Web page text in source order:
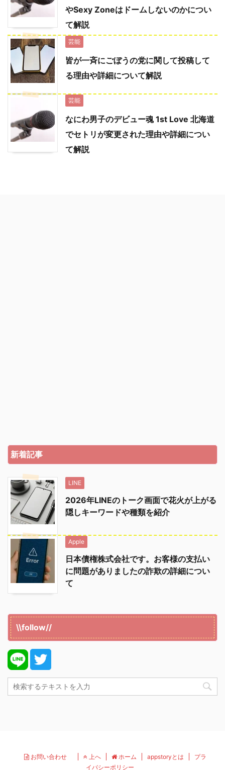
やSexy Zoneはドームしないのかについ
て解説
芸能
皆が一斉にごぼうの党に関して投稿して
る理由や詳細について解説
芸能
なにわ男子のデビュー魂 1st Love 北海道
でセトリが変更された理由や詳細につい
て解説
新着記事
LINE
2026年LINEのトーク画面で花火が上がる
隠しキーワードや種類を紹介
Apple
日本債権株式会社です。お客様の支払い
に問題がありましたの詐欺の詳細につい
て
\\follow//
お問い合わせ 上へ ホーム appstoryとは
プラ
イバシーポリシー